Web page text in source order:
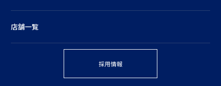
店舗一覧
採用情報